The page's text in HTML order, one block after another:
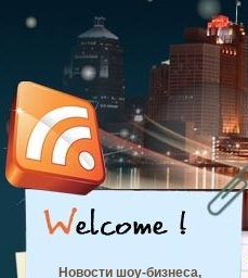
Новости шоу-бизнеса,